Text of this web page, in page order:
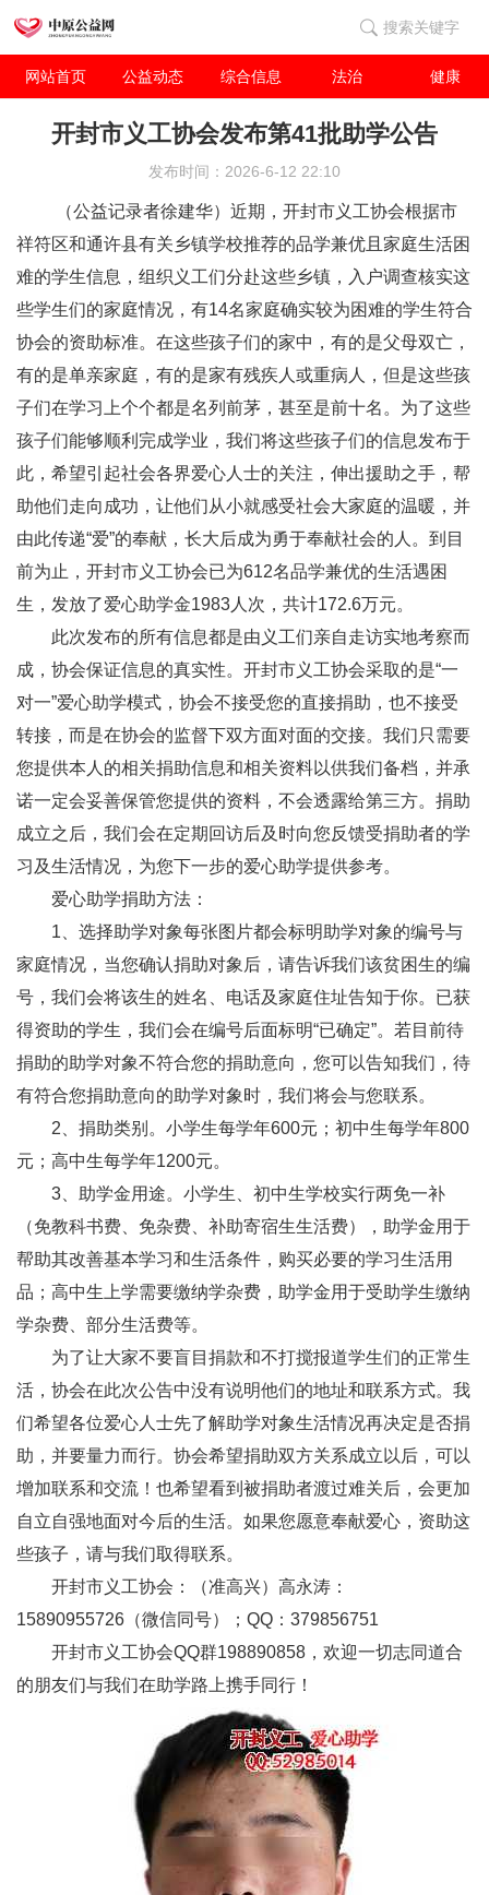
搜索关键字
网站首页 公益动态 综合信息 法治 健康
开封市义工协会发布第41批助学公告
发布时间：2026-6-12 22:10
（公益记录者徐建华）近期，开封市义工协会根据市
祥符区和通许县有关乡镇学校推荐的品学兼优且家庭生活困
难的学生信息，组织义工们分赴这些乡镇，入户调查核实这
些学生们的家庭情况，有14名家庭确实较为困难的学生符合
协会的资助标准。在这些孩子们的家中，有的是父母双亡，
有的是单亲家庭，有的是家有残疾人或重病人，但是这些孩
子们在学习上个个都是名列前茅，甚至是前十名。为了这些
孩子们能够顺利完成学业，我们将这些孩子们的信息发布于
此，希望引起社会各界爱心人士的关注，伸出援助之手，帮
助他们走向成功，让他们从小就感受社会大家庭的温暖，并
由此传递“爱”的奉献，长大后成为勇于奉献社会的人。到目
前为止，开封市义工协会已为612名品学兼优的生活遇困
生，发放了爱心助学金1983人次，共计172.6万元。
此次发布的所有信息都是由义工们亲自走访实地考察而
成，协会保证信息的真实性。开封市义工协会采取的是“一
对一”爱心助学模式，协会不接受您的直接捐助，也不接受
转接，而是在协会的监督下双方面对面的交接。我们只需要
您提供本人的相关捐助信息和相关资料以供我们备档，并承
诺一定会妥善保管您提供的资料，不会透露给第三方。捐助
成立之后，我们会在定期回访后及时向您反馈受捐助者的学
习及生活情况，为您下一步的爱心助学提供参考。
爱心助学捐助方法：
1、选择助学对象每张图片都会标明助学对象的编号与
家庭情况，当您确认捐助对象后，请告诉我们该贫困生的编
号，我们会将该生的姓名、电话及家庭住址告知于你。已获
得资助的学生，我们会在编号后面标明“已确定”。若目前待
捐助的助学对象不符合您的捐助意向，您可以告知我们，待
有符合您捐助意向的助学对象时，我们将会与您联系。
2、捐助类别。小学生每学年600元；初中生每学年800
元；高中生每学年1200元。
3、助学金用途。小学生、初中生学校实行两免一补
（免教科书费、免杂费、补助寄宿生生活费），助学金用于
帮助其改善基本学习和生活条件，购买必要的学习生活用
品；高中生上学需要缴纳学杂费，助学金用于受助学生缴纳
学杂费、部分生活费等。
为了让大家不要盲目捐款和不打搅报道学生们的正常生
活，协会在此次公告中没有说明他们的地址和联系方式。我
们希望各位爱心人士先了解助学对象生活情况再决定是否捐
助，并要量力而行。协会希望捐助双方关系成立以后，可以
增加联系和交流！也希望看到被捐助者渡过难关后，会更加
自立自强地面对今后的生活。如果您愿意奉献爱心，资助这
些孩子，请与我们取得联系。
开封市义工协会：（准高兴）高永涛：
15890955726（微信同号）；QQ：379856751
开封市义工协会QQ群198890858，欢迎一切志同道合
的朋友们与我们在助学路上携手同行！